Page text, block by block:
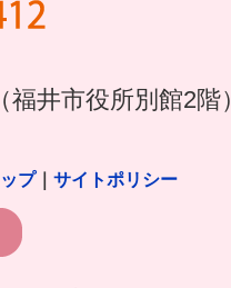
福井市役所別館2階
プ｜ サイトポリシー